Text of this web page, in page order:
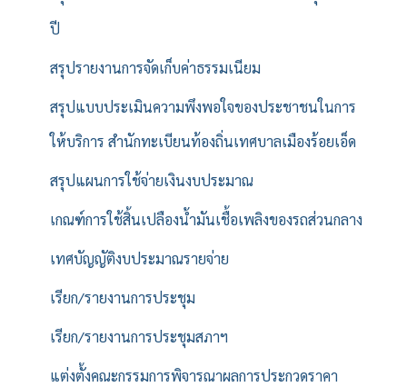
ปี
สรุปรายงานการจัดเก็บค่าธรรมเนียม
สรุปแบบประเมินความพึงพอใจของประชาชนในการ
ให้บริการ สำนักทะเบียนท้องถิ่นเทศบาลเมืองร้อยเอ็ด
สรุปแผนการใช้จ่ายเงินงบประมาณ
เกณฑ์การใช้สิ้นเปลืองน้ำมันเชื้อเพลิงของรถส่วนกลาง
เทศบัญญัติงบประมาณรายจ่าย
เรียก/รายงานการประชุม
เรียก/รายงานการประชุมสภาฯ
แต่งตั้งคณะกรรมการพิจารณาผลการประกวดราคา